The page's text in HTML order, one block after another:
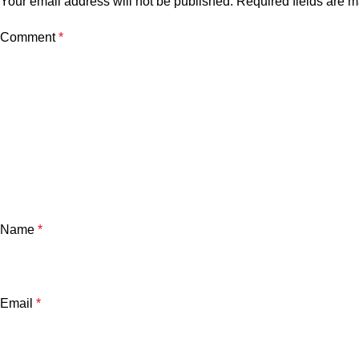
Comment*
Name *
Email *